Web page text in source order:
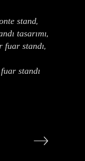
stand,
tasarımı,
fuar standı,
standı